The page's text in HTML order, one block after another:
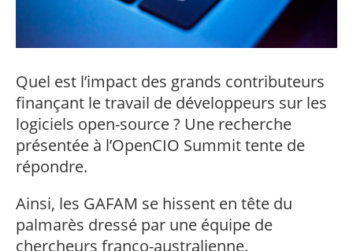
S’engager à Télécom
Parcours Numérique
Corps des Mines
Parcours Talents : un
Double Diplôme
Corps techniques de
l’État
Artificielle en
alternance
(admissions closes)
cybersécurité des
réseaux et des
systèmes
d’information
Intelligence
Artificielle – Expert
Data & MLops
Intelligence
Artificielle
multimodale et
autonome
Je suis élève en
situation de
handicap, comment
faire ?
Vous êtes admis,
préparez votre
arrivée
Financement
Brochures &
contacts
professionnel
• Créateur d’entreprise
Quel est l’impact des grands contributeurs
finançant le travail de développeurs sur les
logiciels open-source ? Une recherche
présentée à l’OpenCIO Summit tente de
répondre.
Ainsi, les GAFAM se hissent en tête du
palmarès dressé par une équipe de
chercheurs franco-australienne.